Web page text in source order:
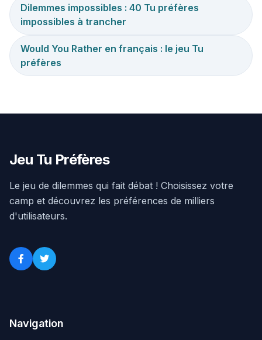
Dilemmes impossibles : 40 Tu préfères
impossibles à trancher
Would You Rather en français : le jeu Tu
préfères
Jeu Tu Préfères
Le jeu de dilemmes qui fait débat ! Choisissez votre
camp et découvrez les préférences de milliers
d'utilisateurs.
Navigation